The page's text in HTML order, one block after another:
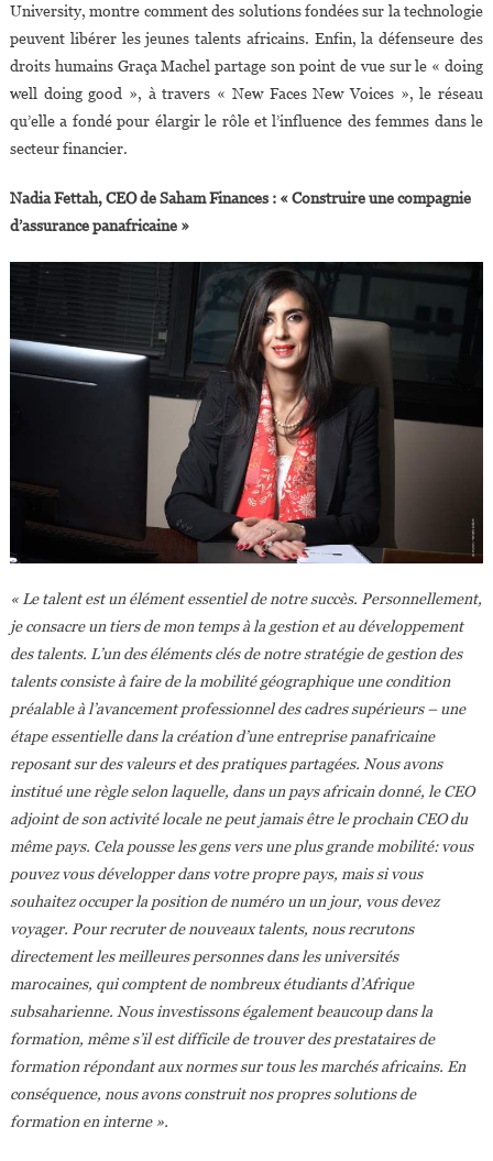
University, montre comment des solutions fondées sur la technologie
peuvent libérer les jeunes talents africains. Enfin, la défenseure des
droits humains Graça Machel partage son point de vue sur le « doing
well doing good », à travers « New Faces New Voices », le réseau
qu’elle a fondé pour élargir le rôle et l’influence des femmes dans le
secteur financier.
Nadia Fettah, CEO de Saham Finances : « Construire une compagnie
d’assurance panafricaine »
« Le talent est un élément essentiel de notre succès. Personnellement,
je consacre un tiers de mon temps à la gestion et au développement
des talents. L’un des éléments clés de notre stratégie de gestion des
talents consiste à faire de la mobilité géographique une condition
préalable à l’avancement professionnel des cadres supérieurs – une
étape essentielle dans la création d’une entreprise panafricaine
reposant sur des valeurs et des pratiques partagées. Nous avons
institué une règle selon laquelle, dans un pays africain donné, le CEO
adjoint de son activité locale ne peut jamais être le prochain CEO du
même pays. Cela pousse les gens vers une plus grande mobilité: vous
pouvez vous développer dans votre propre pays, mais si vous
souhaitez occuper la position de numéro un un jour, vous devez
voyager. Pour recruter de nouveaux talents, nous recrutons
directement les meilleures personnes dans les universités
marocaines, qui comptent de nombreux étudiants d’Afrique
subsaharienne. Nous investissons également beaucoup dans la
formation, même s’il est difficile de trouver des prestataires de
formation répondant aux normes sur tous les marchés africains. En
conséquence, nous avons construit nos propres solutions de
formation en interne ».